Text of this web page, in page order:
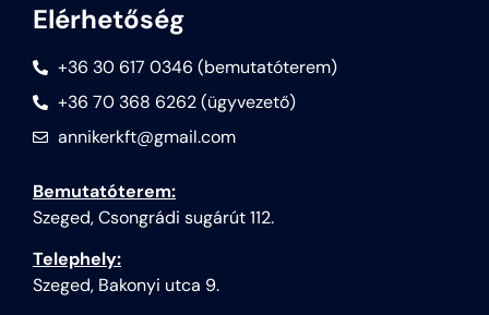
Elérhetőség
+36 30 617 0346 (bemutatóterem)
+36 70 368 6262 (ügyvezető)
annikerkft@gmail.com
Bemutatóterem:
Szeged, Csongrádi sugárút 112.
Telephely:
Szeged, Bakonyi utca 9.